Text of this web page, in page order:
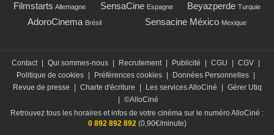
Filmstarts Allemagne SensaCine Espagne Beyazperde Turquie
AdoroCinema Brésil Sensacine México Mexique
Contact Qui sommes-nous Recrutement Publicité CGU CGV
Politique de cookies
Préférences cookies Données Personnelles
Revue de presse
Charte d'écriture Les services AlloCiné
Gérer Utiq
©AlloCiné
Retrouvez tous les horaires et infos de votre cinéma sur le numéro AlloCiné :
0 892 892 892(0,90€/minute)